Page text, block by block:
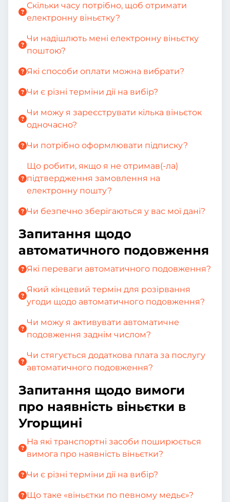
Скільки часу потрібно, щоб отримати
електронну віньєтку?
Чи надішлють мені електронну віньєтку
поштою?
Які способи оплати можна вибрати?
Чи є різні терміни дії на вибір?
Чи можу я зареєструвати кілька віньєток
одночасно?
Чи потрібно оформлювати підписку?
Що робити, якщо я не отримав(-ла)
підтвердження замовлення на
електронну пошту?
Чи безпечно зберігаються у вас мої дані?
Запитання щодо
автоматичного подовження
Які переваги автоматичного подовження?
Який кінцевий термін для розірвання
угоди щодо автоматичного подовження?
Чи можу я активувати автоматичне
подовження заднім числом?
Чи стягується додаткова плата за послугу
автоматичного подовження?
Запитання щодо вимоги
про наявність віньєтки в
Угорщині
На які транспортні засоби поширюється
вимога про наявність віньєтки?
Чи є різні терміни дії на вибір?
Що таке «віньєтки по певному медьє»?